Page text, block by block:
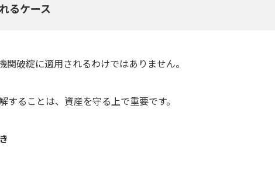
るケース
関破綻に適用されるわけではありません。
することは、資産を守る上で重要です。